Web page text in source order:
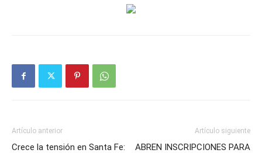
Artículo anterior
Crece la tensión en Santa Fe:
Artículo siguiente
ABREN INSCRIPCIONES PARA